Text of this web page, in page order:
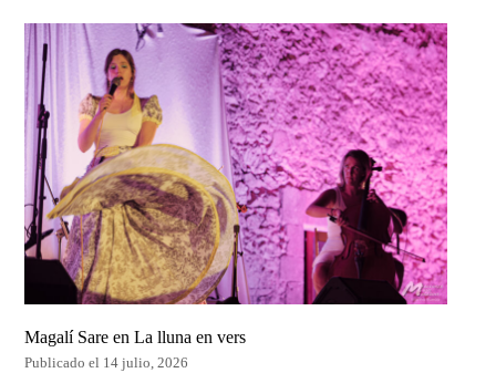
Magalí Sare en La lluna en vers
Publicado el 14 julio, 2026